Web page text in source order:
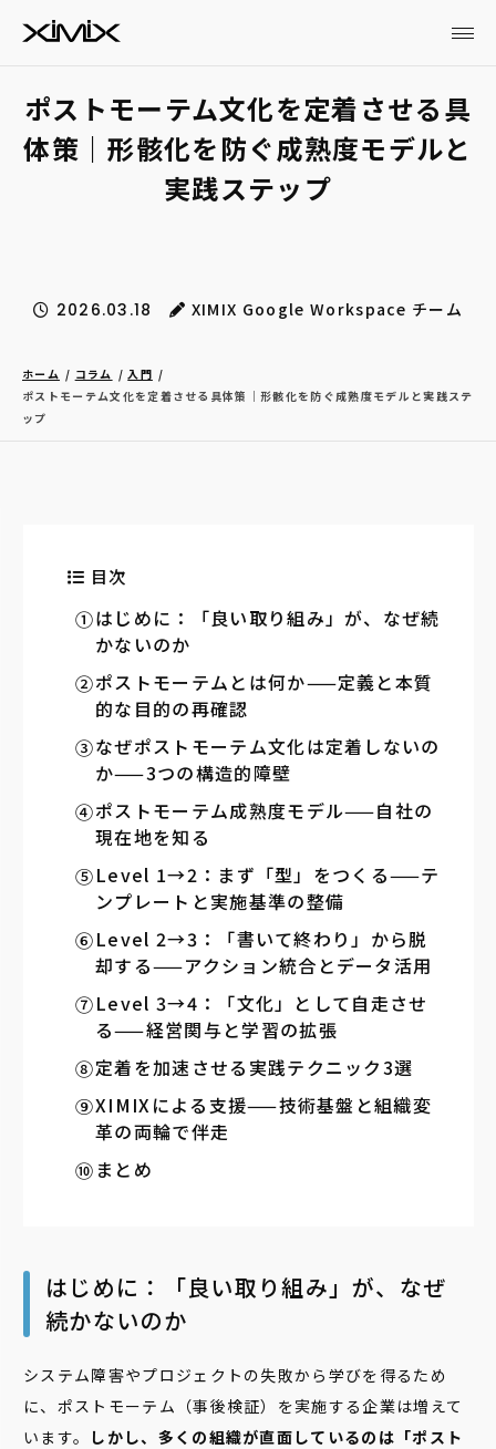
ポストモーテム文化を定着させる具
体策｜形骸化を防ぐ成熟度モデルと
実践ステップ
2026.03.18 XIMIX Google Workspace チーム
ホーム コラム
入門
ポストモーテム文化を定着させる具体策｜形骸化を防ぐ成熟度モデルと実践ステ
ップ
目次
はじめに：「良い取り組み」が、なぜ続
かないのか
ポストモーテムとは何か——定義と本質
的な目的の再確認
なぜポストモーテム文化は定着しないの
か——3つの構造的障壁
ポストモーテム成熟度モデル——自社の
現在地を知る
Level 1→2：まず「型」をつくる——テ
ンプレートと実施基準の整備
Level 2→3：「書いて終わり」から脱
却する——アクション統合とデータ活用
Level 3→4：「文化」として自走させ
る——経営関与と学習の拡張
定着を加速させる実践テクニック3選
XIMIXによる支援——技術基盤と組織変
革の両輪で伴走
まとめ
はじめに：「良い取り組み」が、なぜ
続かないのか
システム障害やプロジェクトの失敗から学びを得るため
に、ポストモーテム（事後検証）を実施する企業は増えて
います。
しかし、多くの組織が直面しているのは「ポスト